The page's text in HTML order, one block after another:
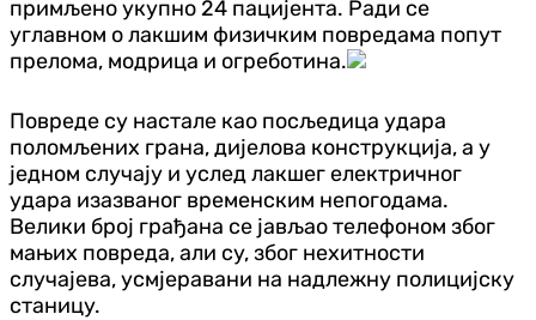
примљено укупно 24 пацијента. Ради се
углавном о лакшим физичким повредама попут
прелома, модрица и огреботина.
Повреде су настале као посљедица удара
поломљених грана, дијелова конструкција, а у
једном случају и услед лакшег електричног
удара изазваног временским непогодама.
Велики број грађана се јављао телефоном због
мањих повреда, али су, због нехитности
случајева, усмјеравани на надлежну полицијску
станицу.